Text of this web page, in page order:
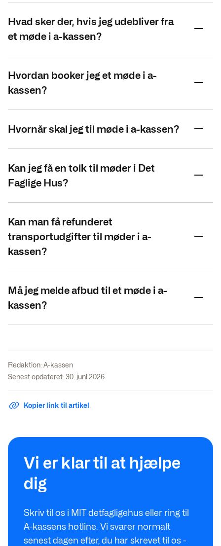
Hvad sker der, hvis jeg udebliver fra
et møde i a-kassen?
Hvordan booker jeg et møde i a-
kassen?
Hvornår skal jeg til møde i a-kassen?
Kan jeg få en tolk til møder i Det
Faglige Hus?
Kan man få refunderet
transportudgifter til møder i a-
kassen?
Må jeg melde afbud til et møde i a-
kassen?
Redaktion: A-kassen
Senest opdateret: 30. juni 2026
Kopier link til artikel
Vi er klar til at hjælpe
dig
Skriv til os i MIT detfagligehus eller ring til
A-kassens hotline. Vi svarer normalt
senest dagen efter, du har skrevet til os -